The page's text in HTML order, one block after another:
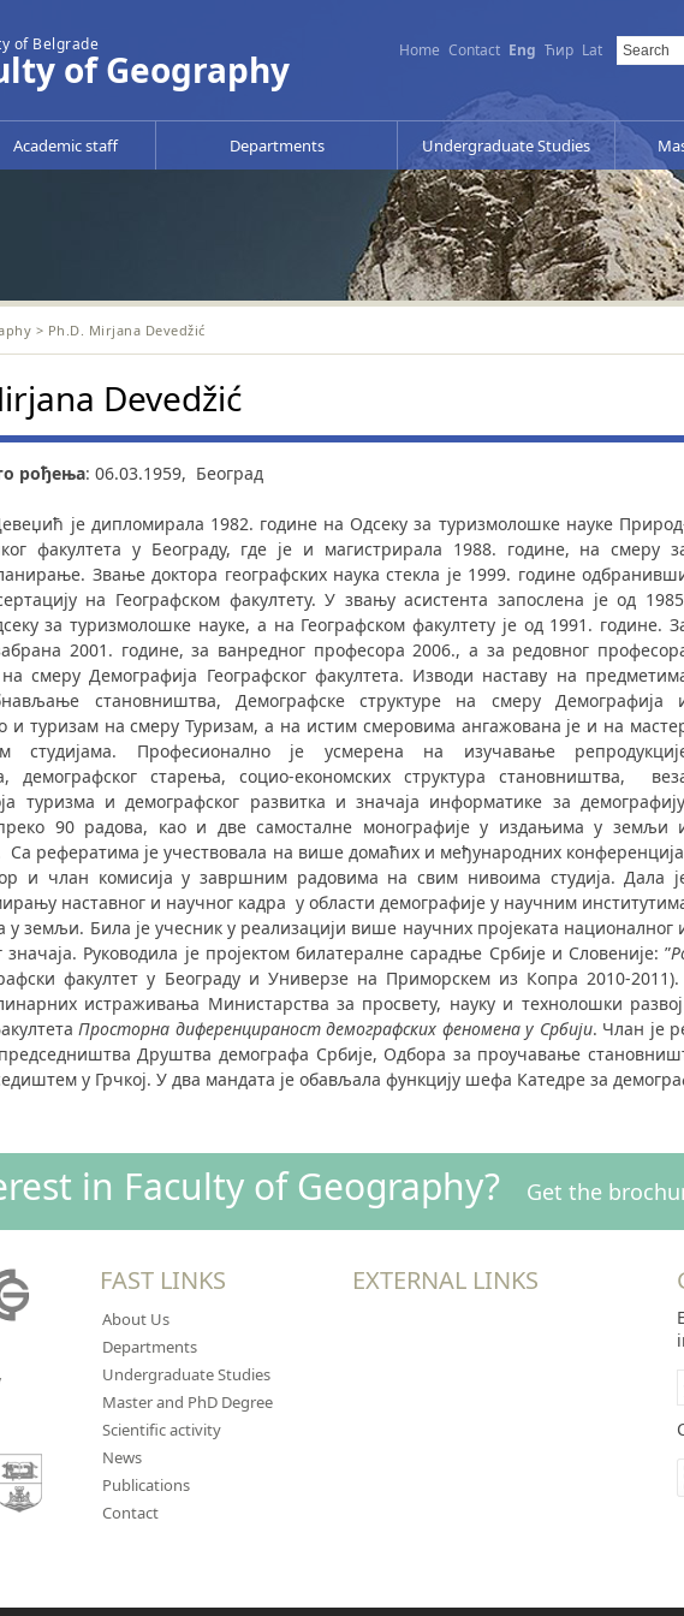
Lat
Ћир
Eng
Contact
Home
of Belgrade
of Geography
Academic staff Departments Undergraduate Studies
> Ph.D. Mirjana Devedžić
Devedžić
рођења: 06.03.1959, Београд
је ди­пло­ми­ра­ла 1982. године на Од­се­ку за туризмолошке науке
фа­кул­те­та у Бе­о­гра­ду, где је и магистрирала 1988. го­ди­не, на смеру
Звање док­то­ра ге­о­граф­ских на­у­ка стекла је 1999. го­ди­не
на Географском факултету. У звању асистента запослена је од
за туризмолошке науке, а на Географском факултету је од 1991. године.
2001. године, за ванредног професора 2006., а за редовног
смеру Демографија Географског факултета. Изводи наставу на
становништва, Демографске структуре на смеру Демографија
и туризам на смеру Туризам, а на истим смеровима ангажована је и на
студијама. Професионално је усмерена на изучавање
демографског старења, социо-економских структура становништва,
туризма и демографског развитка и значаја информатике за
90 радова, као и две самосталне монографије у издањима у земљи
Са рефератима је учествовала на више домаћих и међународних
и члан комисија у завршним радовима на свим нивоима студија. Дала
наставног и научног кадра у обла­сти де­мо­гра­фи­је у научним
у земљи. Била је учесник у реализацији више научних пројеката националног
Руководила је пројектом билатералне сарадње Србије и Словеније: ”
факултет у Београду и Универзе на Приморскем из Копра 2010-
истраживања Министарства за просвету, науку и технолошки
Просторна диференцираност демографских феномена у Србији. Члан је
Друштва демографа Србије, Одбора за проучавање
у Грчкој. У два мандата је обављала функцију шефа Катедре за
in Faculty of Geography? Get the
FAST LINKS
About Us
Departments
Undergraduate Studies
Master and PhD Degree
Scientific activity
News
Publications
Contact
EXTERNAL LINKS